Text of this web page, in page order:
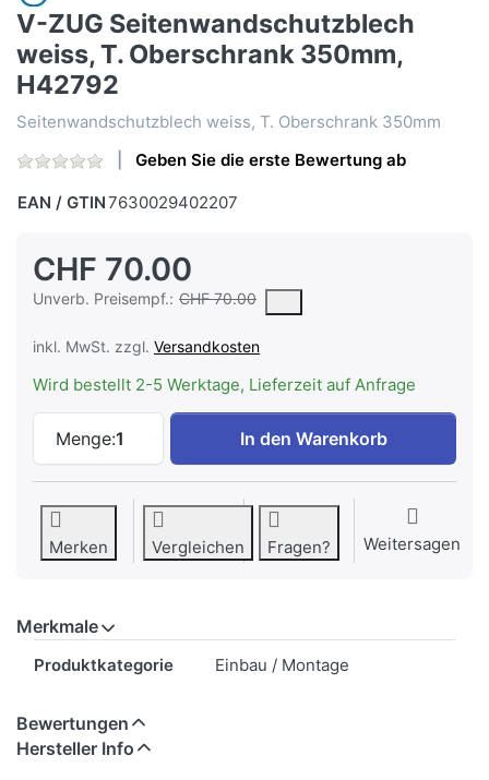
V-ZUG Seitenwandschutzblech
weiss, T. Oberschrank 350mm,
H42792
Seitenwandschutzblech weiss, T. Oberschrank 350mm
Geben Sie die erste Bewertung ab
EAN / GTIN7630029402207
CHF 70.00
Unverb. Preisempf.: CHF 70.00
Die UVP ist der vorgeschlagene oder empfohlene
inkl. MwSt. zzgl. Versandkosten
Wird bestellt 2-5 Werktage, Lieferzeit auf Anfrage
Menge:1
V-ZUG Seitenwandschutzblech weiss,
In den Warenkorb
Merken Vergleichen Fragen? Weitersagen
Merkmale
Produktkategorie Einbau / Montage
Bewertungen
Hersteller Info